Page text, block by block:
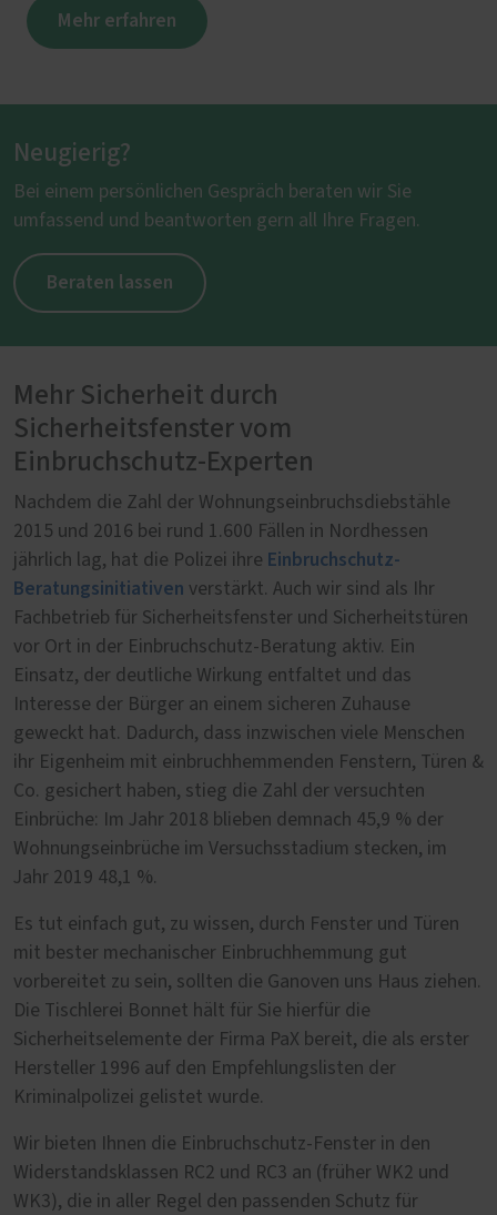
Mehr erfahren
Neugierig?
Bei einem persönlichen Gespräch beraten wir Sie
umfassend und beantworten gern all Ihre Fragen.
Beraten lassen
Mehr Sicherheit durch
Sicherheitsfenster vom
Einbruchschutz-Experten
Nachdem die Zahl der Wohnungseinbruchsdiebstähle
2015 und 2016 bei rund 1.600 Fällen in Nordhessen
jährlich lag, hat die Polizei ihre Einbruchschutz-
Beratungsinitiativen verstärkt. Auch wir sind als Ihr
Fachbetrieb für Sicherheitsfenster und Sicherheitstüren
vor Ort in der Einbruchschutz-Beratung aktiv. Ein
Einsatz, der deutliche Wirkung entfaltet und das
Interesse der Bürger an einem sicheren Zuhause
geweckt hat. Dadurch, dass inzwischen viele Menschen
ihr Eigenheim mit einbruchhemmenden Fenstern, Türen &
Co. gesichert haben, stieg die Zahl der versuchten
Einbrüche: Im Jahr 2018 blieben demnach 45,9 % der
Wohnungseinbrüche im Versuchsstadium stecken, im
Jahr 2019 48,1 %.
Es tut einfach gut, zu wissen, durch Fenster und Türen
mit bester mechanischer Einbruchhemmung gut
vorbereitet zu sein, sollten die Ganoven uns Haus ziehen.
Die Tischlerei Bonnet hält für Sie hierfür die
Sicherheitselemente der Firma PaX bereit, die als erster
Hersteller 1996 auf den Empfehlungslisten der
Kriminalpolizei gelistet wurde.
Wir bieten Ihnen die Einbruchschutz-Fenster in den
Widerstandsklassen RC2 und RC3 an (früher WK2 und
WK3), die in aller Regel den passenden Schutz für